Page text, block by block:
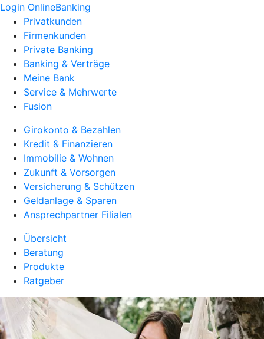
Login OnlineBanking
Privatkunden
Firmenkunden
Private Banking
Banking & Verträge
Meine Bank
Service & Mehrwerte
Fusion
Girokonto & Bezahlen
Kredit & Finanzieren
Immobilie & Wohnen
Zukunft & Vorsorgen
Versicherung & Schützen
Geldanlage & Sparen
Ansprechpartner Filialen
Übersicht
Beratung
Produkte
Ratgeber